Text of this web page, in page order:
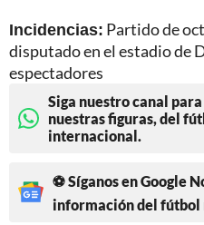
Incidencias: Partido de
disputado en el estadio de
espectadores
Siga nuestro canal
nuestras figuras, del
internacional.
⚽ Síganos en Google
información del fútbol